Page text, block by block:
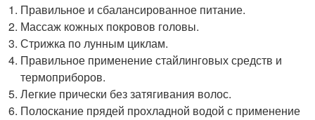
Правильное и сбалансированное питание.
Массаж кожных покровов головы.
Стрижка по лунным циклам.
Правильное применение стайлинговых средств и
термоприборов.
Легкие прически без затягивания волос.
Полоскание прядей прохладной водой с применение